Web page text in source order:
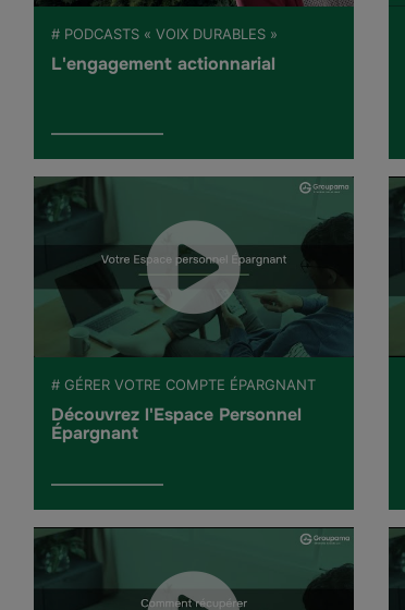
# PODCASTS « VOIX DURABLES »
L'engagement actionnarial
# GÉRER VOTRE COMPTE ÉPARGNANT
Découvrez l'Espace Personnel
Épargnant